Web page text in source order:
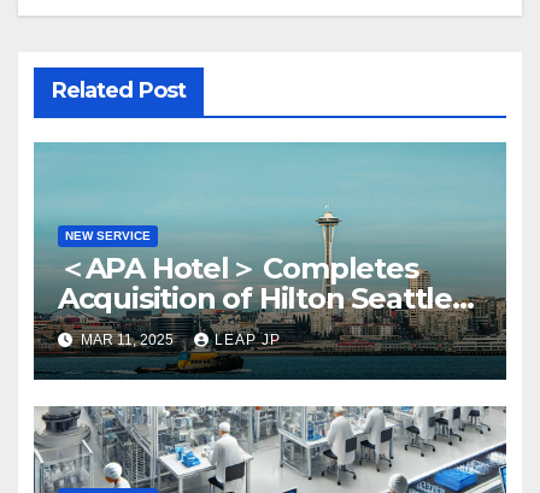
Related Post
NEW SERVICE
＜APA Hotel＞ Completes
Acquisition of Hilton Seattle
via APA Hotel USA
MAR 11, 2025 LEAP JP